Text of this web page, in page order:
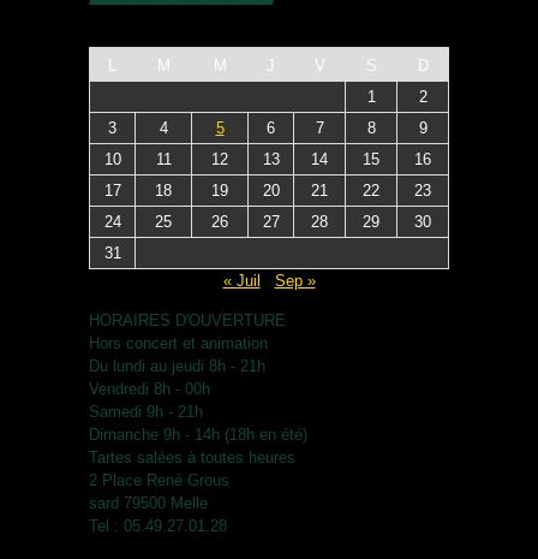
L M M J V S
D
1
2
3
4 5 6 7 8
9
10
11 12 13 14 15
16
17
18 19 20 21 22
23
24
25 26 27 28 29
30
31
« Juil
Sep »
HORAIRES D'OUVERTURE
Hors concert et animation
Du lundi au jeudi 8h - 21h
Vendredi 8h - 00h
Samedi 9h - 21h
Dimanche 9h - 14h (18h en été)
Tartes salées à toutes heures
2 Place René Grous
sard 79500 Melle
Tel : 05.49.27.01.28